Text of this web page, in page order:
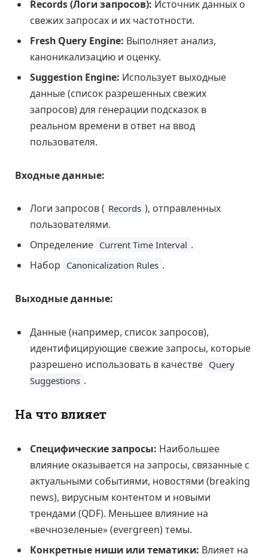
Records (Логи запросов): Источник данных о
свежих запросах и их частотности.
Fresh Query Engine: Выполняет анализ,
каноникализацию и оценку.
Suggestion Engine: Использует выходные
данные (список разрешенных свежих
запросов) для генерации подсказок в
реальном времени в ответ на ввод
пользователя.
Входные данные:
Логи запросов ( Records ), отправленных
пользователями.
Определение Current Time Interval .
Набор Canonicalization Rules .
Выходные данные:
Данные (например, список запросов),
идентифицирующие свежие запросы, которые
разрешено использовать в качестве Query
Suggestions .
На что влияет
Специфические запросы: Наибольшее
влияние оказывается на запросы, связанные с
актуальными событиями, новостями (breaking
news), вирусным контентом и новыми
трендами (QDF). Меньшее влияние на
«вечнозеленые» (evergreen) темы.
Конкретные ниши или тематики: Влияет на